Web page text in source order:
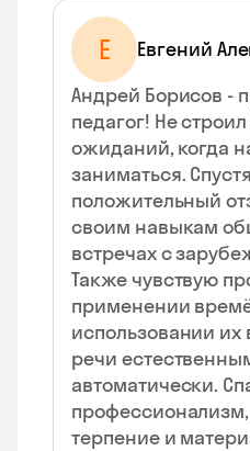
Е Евгений
Андрей Борисов -
педагог! Не
ожиданий, когда
заниматься.
положительный
своим навыкам
встречах с
Также чувствую
применении
использовании их
речи
автоматически.
терпение и